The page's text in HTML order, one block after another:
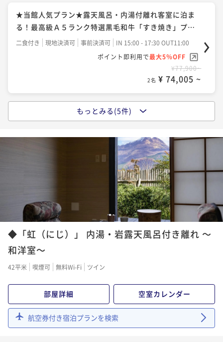
ポイント即利用で最大5％OFF
¥69,100~
2名 ¥ 65,645 ~
☆ケーキ付・記念日プラン☆Anniversary stay～特選
二食付き 現地決済可 事前決済可
IN 15:00 - 17:30 OUT11:00
ポイント即利用で
2名 ¥ 65,740 ~
☆ケーキ付・記念日プラン☆Anniversary stay～特選
黒毛和牛「すき焼き」メイン～
二食付き 現地決済可
IN 15:00 - 17:30 OUT11:00
ポイント即利用で
最大5％OFF
¥69,200~
¥ 65,740 ~
★当館人気プラン★露天風呂・内湯付離れ客室に泊ま
る！最高級Ａ５ランク特選黒毛和牛「すき焼き」プラ
ン♪
二食付き 現地決済可 事前決済可
IN 15:00 - 17:30 OUT11:00
ポイント即利用で最大5％OFF
¥77,900~
2名 ¥ 74,005 ~
★当館人気プラン★露天風呂・内湯付き離れ客室に泊
ン♪
IN 15:00 - 17:30 OUT11:00
ポイント即利用で最大5％OFF
¥77,900~
2名 ¥ 74,005 ~
■オンラインカード決済限定プラン■特選黒毛和牛
「しゃぶしゃぶ」プラン！
二食付き
■オンラインカード決済限定プラン■特選黒毛和牛
「すき焼き」プラン！
もっとみる(5件)
12
◆「虹（にじ）」 内湯・岩露天風呂付き離れ ～
和洋室～
42平米 喫煙可 無料Wi-Fi ツイン
部屋詳細 空室カレンダー
航空券付き宿泊プランを検索